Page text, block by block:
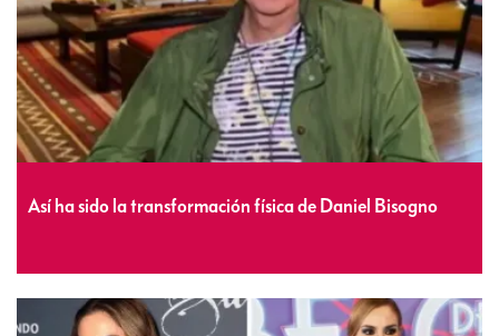
Así ha sido la transformación física de Daniel Bisogno